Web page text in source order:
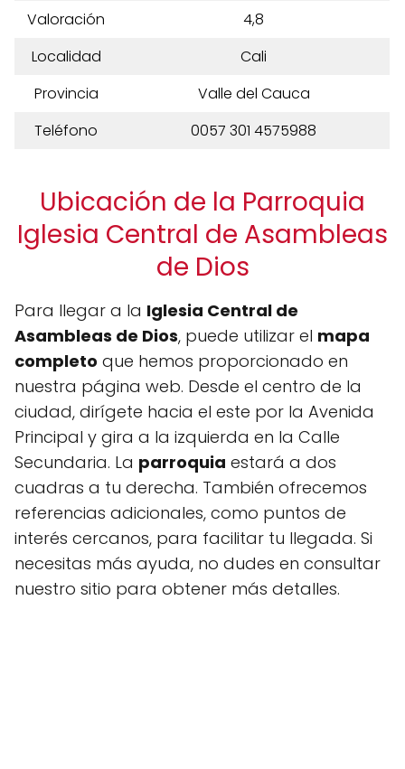
Valoración
4,8
Localidad
Cali
Provincia
Valle del Cauca
Teléfono
0057 301 4575988
Ubicación de la Parroquia
Iglesia Central de Asambleas
de Dios
Para llegar a la Iglesia Central de
Asambleas de Dios, puede utilizar el mapa
completo que hemos proporcionado en
nuestra página web. Desde el centro de la
ciudad, dirígete hacia el este por la Avenida
Principal y gira a la izquierda en la Calle
Secundaria. La parroquia estará a dos
cuadras a tu derecha. También ofrecemos
referencias adicionales, como puntos de
interés cercanos, para facilitar tu llegada. Si
necesitas más ayuda, no dudes en consultar
nuestro sitio para obtener más detalles.